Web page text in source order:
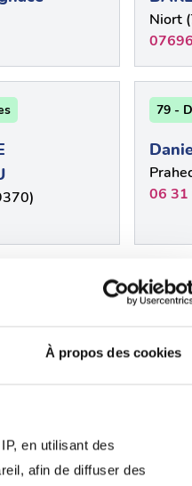
À propos des cookies
en utilisant des
afin de diffuser des
Niort
79 -
06 31
(79370)
79 -
02